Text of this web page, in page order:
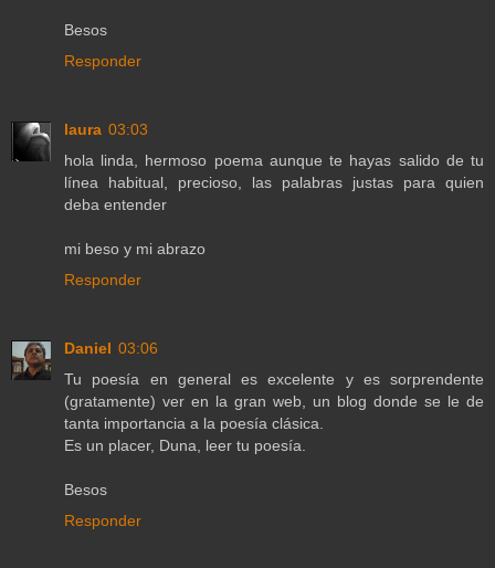
Besos
Responder
laura 03:03
hola linda, hermoso poema aunque te hayas salido de tu
línea habitual, precioso, las palabras justas para quien
deba entender
mi beso y mi abrazo
Responder
Daniel 03:06
Tu poesía en general es excelente y es sorprendente
(gratamente) ver en la gran web, un blog donde se le de
tanta importancia a la poesía clásica.
Es un placer, Duna, leer tu poesía.
Besos
Responder